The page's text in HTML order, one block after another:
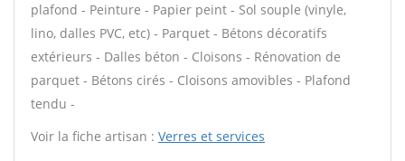
plafond - Peinture - Papier peint - Sol souple (vinyle,
lino, dalles PVC, etc) - Parquet - Bétons décoratifs
extérieurs - Dalles béton - Cloisons - Rénovation de
parquet - Bétons cirés - Cloisons amovibles - Plafond
tendu -
Voir la fiche artisan : Verres et services